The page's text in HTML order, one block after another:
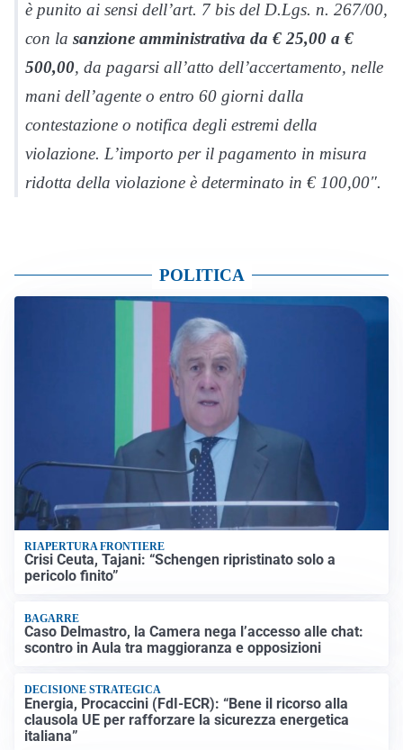
è punito ai sensi dell’art. 7 bis del D.Lgs. n. 267/00,
con la sanzione amministrativa da € 25,00 a €
500,00, da pagarsi all’atto dell’accertamento, nelle
mani dell’agente o entro 60 giorni dalla
contestazione o notifica degli estremi della
violazione. L’importo per il pagamento in misura
ridotta della violazione è determinato in € 100,00″.
POLITICA
RIAPERTURA FRONTIERE
Crisi Ceuta, Tajani: “Schengen ripristinato solo a
pericolo finito”
BAGARRE
Caso Delmastro, la Camera nega l’accesso alle chat:
scontro in Aula tra maggioranza e opposizioni
DECISIONE STRATEGICA
Energia, Procaccini (FdI-ECR): “Bene il ricorso alla
clausola UE per rafforzare la sicurezza energetica
italiana”